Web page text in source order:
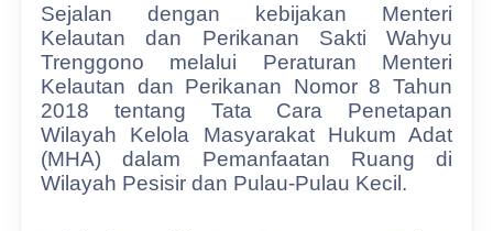
Sejalan dengan kebijakan Menteri
Kelautan dan Perikanan Sakti Wahyu
Trenggono melalui Peraturan Menteri
Kelautan dan Perikanan Nomor 8 Tahun
2018 tentang Tata Cara Penetapan
Wilayah Kelola Masyarakat Hukum Adat
(MHA) dalam Pemanfaatan Ruang di
Wilayah Pesisir dan Pulau-Pulau Kecil.